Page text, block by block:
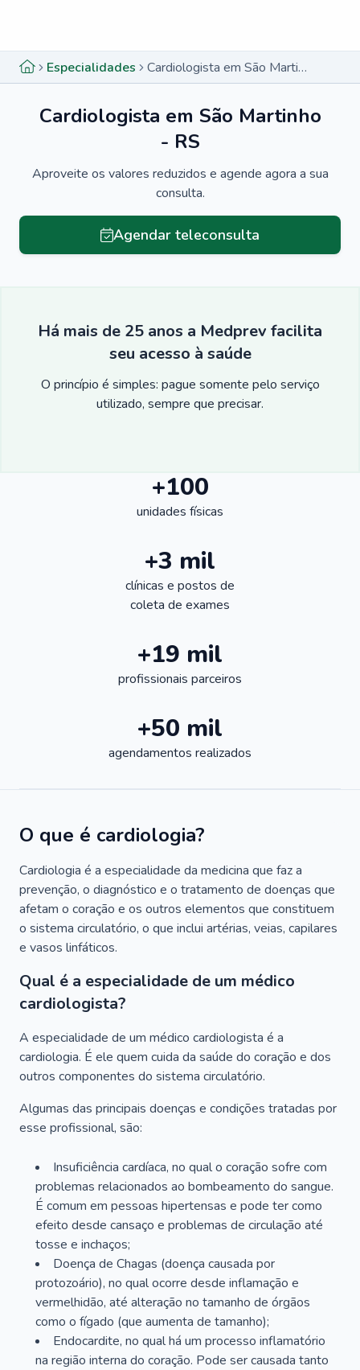
Especialidades Cardiologista em São Martinho - RS
Cardiologista em São Martinho
- RS
Aproveite os valores reduzidos e agende agora a sua
consulta.
Agendar teleconsulta
Há mais de 25 anos a Medprev facilita
seu acesso à saúde
O princípio é simples: pague somente pelo serviço
utilizado, sempre que precisar.
+100
unidades físicas
+3 mil
clínicas e postos de
coleta de exames
+19 mil
profissionais parceiros
+50 mil
agendamentos realizados
O que é cardiologia?
Cardiologia é a especialidade da medicina que faz a
prevenção, o diagnóstico e o tratamento de doenças que
afetam o coração e os outros elementos que constituem
o sistema circulatório, o que inclui artérias, veias, capilares
e vasos linfáticos.
Qual é a especialidade de um médico
cardiologista?
A especialidade de um médico cardiologista é a
cardiologia. É ele quem cuida da saúde do coração e dos
outros componentes do sistema circulatório.
Algumas das principais doenças e condições tratadas por
esse profissional, são:
Insuficiência cardíaca, no qual o coração sofre com
problemas relacionados ao bombeamento do sangue.
É comum em pessoas hipertensas e pode ter como
efeito desde cansaço e problemas de circulação até
tosse e inchaços;
Doença de Chagas (doença causada por
protozoário), no qual ocorre desde inflamação e
vermelhidão, até alteração no tamanho de órgãos
como o fígado (que aumenta de tamanho);
Endocardite, no qual há um processo inflamatório
na região interna do coração. Pode ser causada tanto